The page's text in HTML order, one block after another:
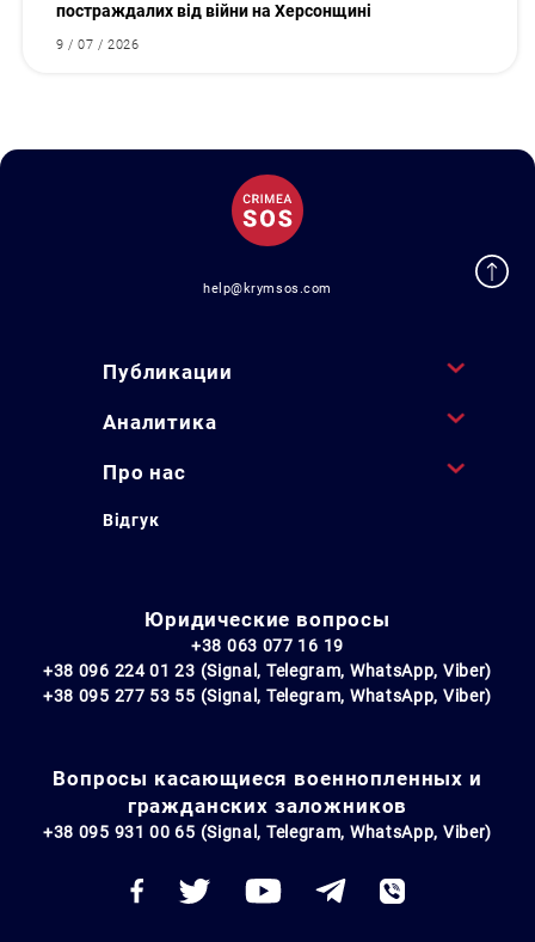
постраждалих від війни на Херсонщині
9 / 07 / 2026
help@krymsos.com
Публикации
Аналитика
Про нас
Відгук
Юридические вопросы
+38 063 077 16 19
+38 096 224 01 23 (Signal, Telegram, WhatsApp, Viber)
+38 095 277 53 55 (Signal, Telegram, WhatsApp, Viber)
Вопросы касающиеся военнопленных и
гражданских заложников
+38 095 931 00 65 (Signal, Telegram, WhatsApp, Viber)